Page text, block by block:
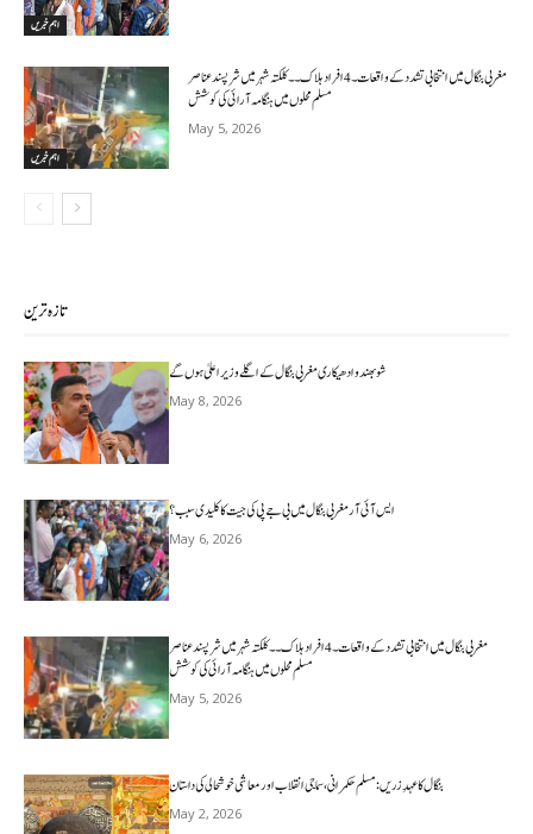
اہم خبریں
اہم خبریں
مغربی بنگال میں انتخابی تشدد کے واقعات۔4افراد ہلاک۔۔کلکتہ شہر میں شرپسندعناصر
مسلم محلوں میں ہنگامہ آرائی کی کوشش
May 5, 2026
تازہ ترین
شوبھندو ادھیکاری مغربی بنگال کے اگلے وزیر اعلیٰ ہوں گے
May 8, 2026
ایس آئی آر مغربی بنگال میں بی جے پی کی جیت کا کلیدی سبب؟
May 6, 2026
مغربی بنگال میں انتخابی تشدد کے واقعات۔4افراد ہلاک۔۔کلکتہ شہر میں شرپسندعناصر
مسلم محلوں میں ہنگامہ آرائی کی کوشش
May 5, 2026
بنگال کا عہدِ زریں: مسلم حکمرانی، سماجی انقلاب اور معاشی خوشحالی کی داستان
May 2, 2026